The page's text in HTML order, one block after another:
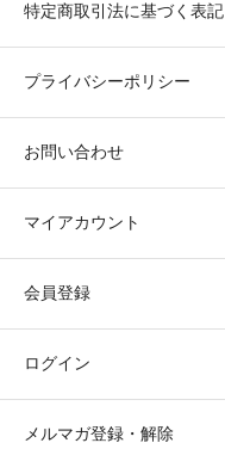
特定商取引法に基づく表記
プライバシーポリシー
お問い合わせ
マイアカウント
会員登録
ログイン
メルマガ登録・解除